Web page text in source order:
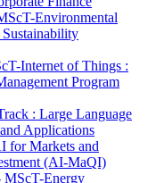
Environmental
Internet of Things :
Program
: Large Language
Applications
for Markets and
(AI-MaQI)
Energy